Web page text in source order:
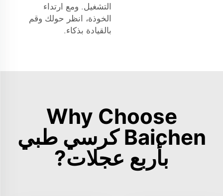
التشغيل. ومع ارتداء
الخوذة، انظر حولك وقم
بالقيادة بذكاء.
Why Choose
Baichen كرسي طبي
بأربع عجلات?